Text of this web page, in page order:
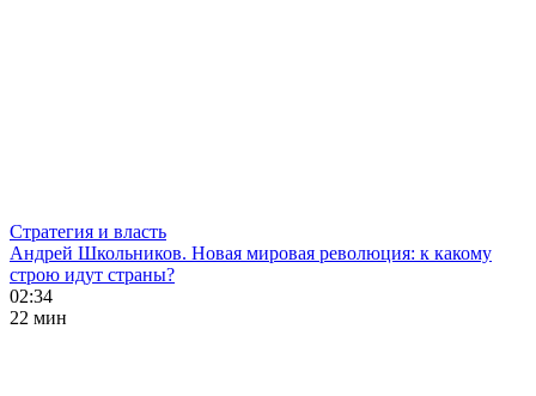
Стратегия и власть
Андрей Школьников. Новая мировая революция: к какому
строю идут страны?
02:34
22 мин